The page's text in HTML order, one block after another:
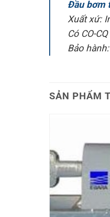
Đầu bơm
Xuất xứ:
Có CO-
Bảo
SẢN PHẨM